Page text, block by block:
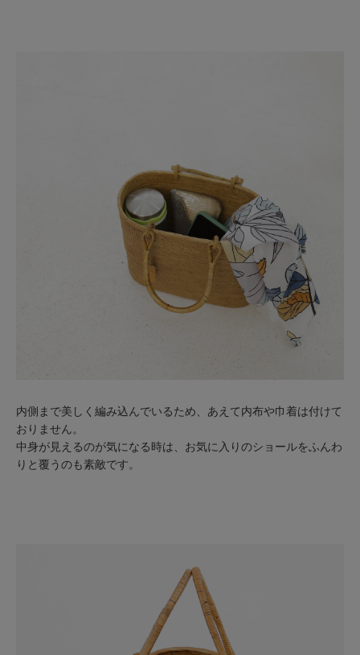
内側まで美しく編み込んでいるため、あえて内布や巾着は付けて
おりません。
中身が見えるのが気になる時は、お気に入りのショールをふんわ
りと覆うのも素敵です。